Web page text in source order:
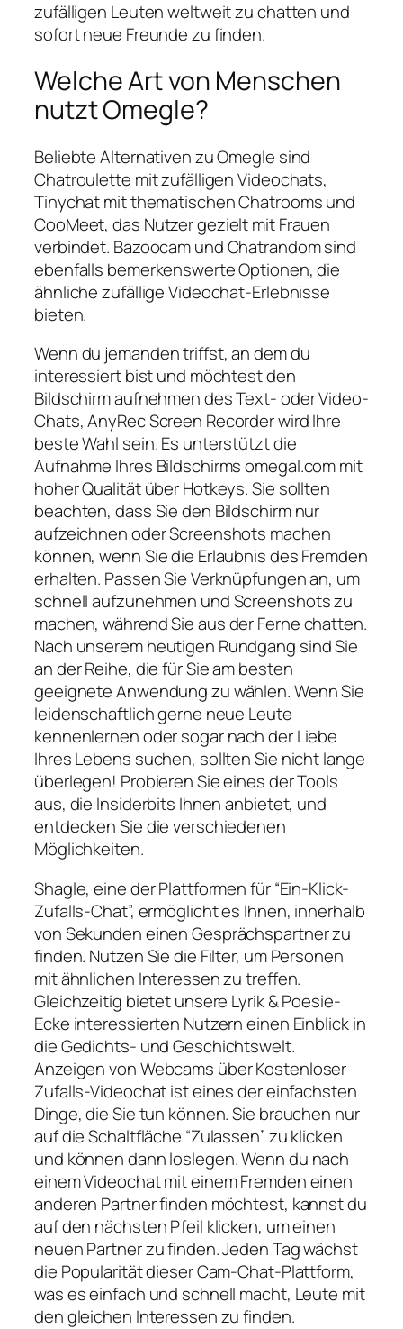
zufälligen Leuten weltweit zu chatten und
sofort neue Freunde zu finden.
Welche Art von Menschen
nutzt Omegle?
Beliebte Alternativen zu Omegle sind
Chatroulette mit zufälligen Videochats,
Tinychat mit thematischen Chatrooms und
CooMeet, das Nutzer gezielt mit Frauen
verbindet. Bazoocam und Chatrandom sind
ebenfalls bemerkenswerte Optionen, die
ähnliche zufällige Videochat-Erlebnisse
bieten.
Wenn du jemanden triffst, an dem du
interessiert bist und möchtest den
Bildschirm aufnehmen des Text- oder Video-
Chats, AnyRec Screen Recorder wird Ihre
beste Wahl sein. Es unterstützt die
Aufnahme Ihres Bildschirms omegal.com mit
hoher Qualität über Hotkeys. Sie sollten
beachten, dass Sie den Bildschirm nur
aufzeichnen oder Screenshots machen
können, wenn Sie die Erlaubnis des Fremden
erhalten. Passen Sie Verknüpfungen an, um
schnell aufzunehmen und Screenshots zu
machen, während Sie aus der Ferne chatten.
Nach unserem heutigen Rundgang sind Sie
an der Reihe, die für Sie am besten
geeignete Anwendung zu wählen. Wenn Sie
leidenschaftlich gerne neue Leute
kennenlernen oder sogar nach der Liebe
Ihres Lebens suchen, sollten Sie nicht lange
überlegen! Probieren Sie eines der Tools
aus, die Insiderbits Ihnen anbietet, und
entdecken Sie die verschiedenen
Möglichkeiten.
Shagle, eine der Plattformen für “Ein-Klick-
Zufalls-Chat”, ermöglicht es Ihnen, innerhalb
von Sekunden einen Gesprächspartner zu
finden. Nutzen Sie die Filter, um Personen
mit ähnlichen Interessen zu treffen.
Gleichzeitig bietet unsere Lyrik & Poesie-
Ecke interessierten Nutzern einen Einblick in
die Gedichts- und Geschichtswelt.
Anzeigen von Webcams über Kostenloser
Zufalls-Videochat ist eines der einfachsten
Dinge, die Sie tun können. Sie brauchen nur
auf die Schaltfläche “Zulassen” zu klicken
und können dann loslegen. Wenn du nach
einem Videochat mit einem Fremden einen
anderen Partner finden möchtest, kannst du
auf den nächsten Pfeil klicken, um einen
neuen Partner zu finden. Jeden Tag wächst
die Popularität dieser Cam-Chat-Plattform,
was es einfach und schnell macht, Leute mit
den gleichen Interessen zu finden.